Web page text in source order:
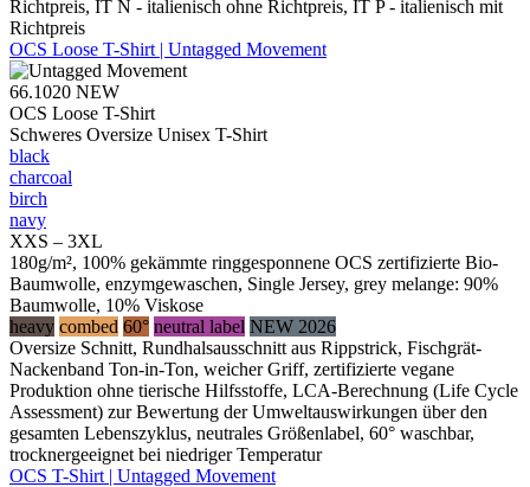
Richtpreis, IT N - italienisch ohne Richtpreis, IT P - italienisch mit
Richtpreis
OCS Loose T-Shirt | Untagged Movement
66.1020 NEW
OCS Loose T-Shirt
Schweres Oversize Unisex T-Shirt
black
charcoal
birch
navy
XXS – 3XL
180g/m², 100% gekämmte ringgesponnene OCS zertifizierte Bio-
Baumwolle, enzymgewaschen, Single Jersey, grey melange: 90%
Baumwolle, 10% Viskose
heavy combed 60° neutral label NEW 2026
Oversize Schnitt, Rundhalsausschnitt aus Rippstrick, Fischgrät-
Nackenband Ton-in-Ton, weicher Griff, zertifizierte vegane
Produktion ohne tierische Hilfsstoffe, LCA-Berechnung (Life Cycle
Assessment) zur Bewertung der Umweltauswirkungen über den
gesamten Lebenszyklus, neutrales Größenlabel, 60° waschbar,
trocknergeeignet bei niedriger Temperatur
OCS T-Shirt | Untagged Movement